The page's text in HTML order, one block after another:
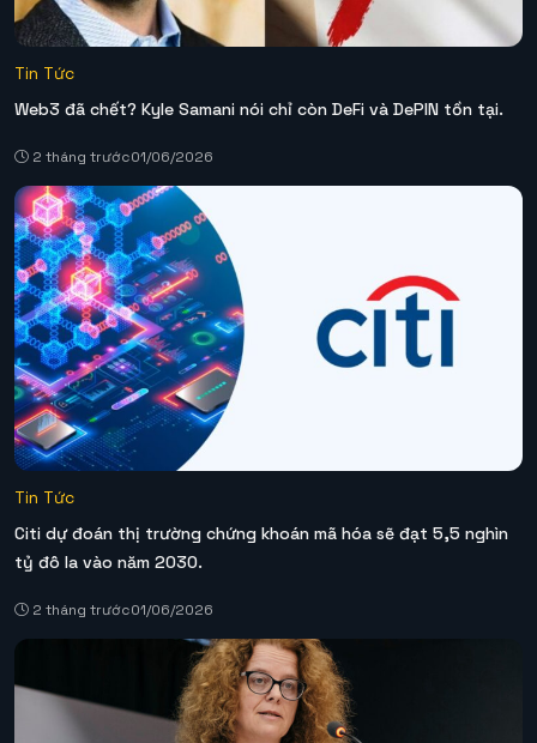
Tin Tức
Web3 đã chết? Kyle Samani nói chỉ còn DeFi và DePIN tồn tại.
2 tháng trước01/06/2026
Tin Tức
Citi dự đoán thị trường chứng khoán mã hóa sẽ đạt 5,5 nghìn
tỷ đô la vào năm 2030.
2 tháng trước01/06/2026